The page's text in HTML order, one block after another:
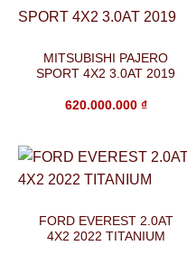
MITSUBISHI PAJERO
SPORT 4X2 3.0AT 2019
620.000.000 ₫
FORD EVEREST 2.0AT
4X2 2022 TITANIUM